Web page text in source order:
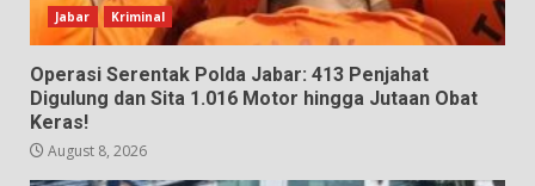
Jabar Kriminal
Operasi Serentak Polda Jabar: 413 Penjahat
Digulung dan Sita 1.016 Motor hingga Jutaan Obat
Keras!
August 8, 2026